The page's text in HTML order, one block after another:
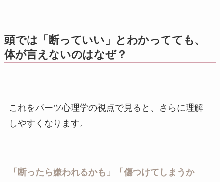
頭では「断っていい」とわかってても、
体が言えないのはなぜ？
これをパーツ心理学の視点で見ると、さらに理解
しやすくなります。
「断ったら嫌われるかも」「傷つけてしまうか